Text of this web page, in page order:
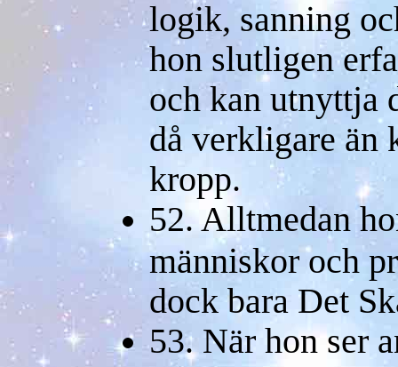
logik, sanning
hon slutligen
och kan utnyttja
då verkligare än
kropp.
52. Alltmedan
människor och
dock bara Det
53. När hon ser